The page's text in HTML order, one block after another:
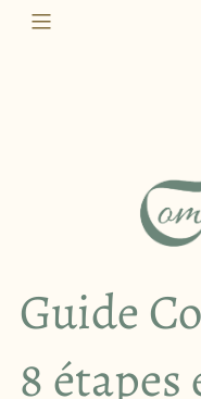
Guide
8 étapes